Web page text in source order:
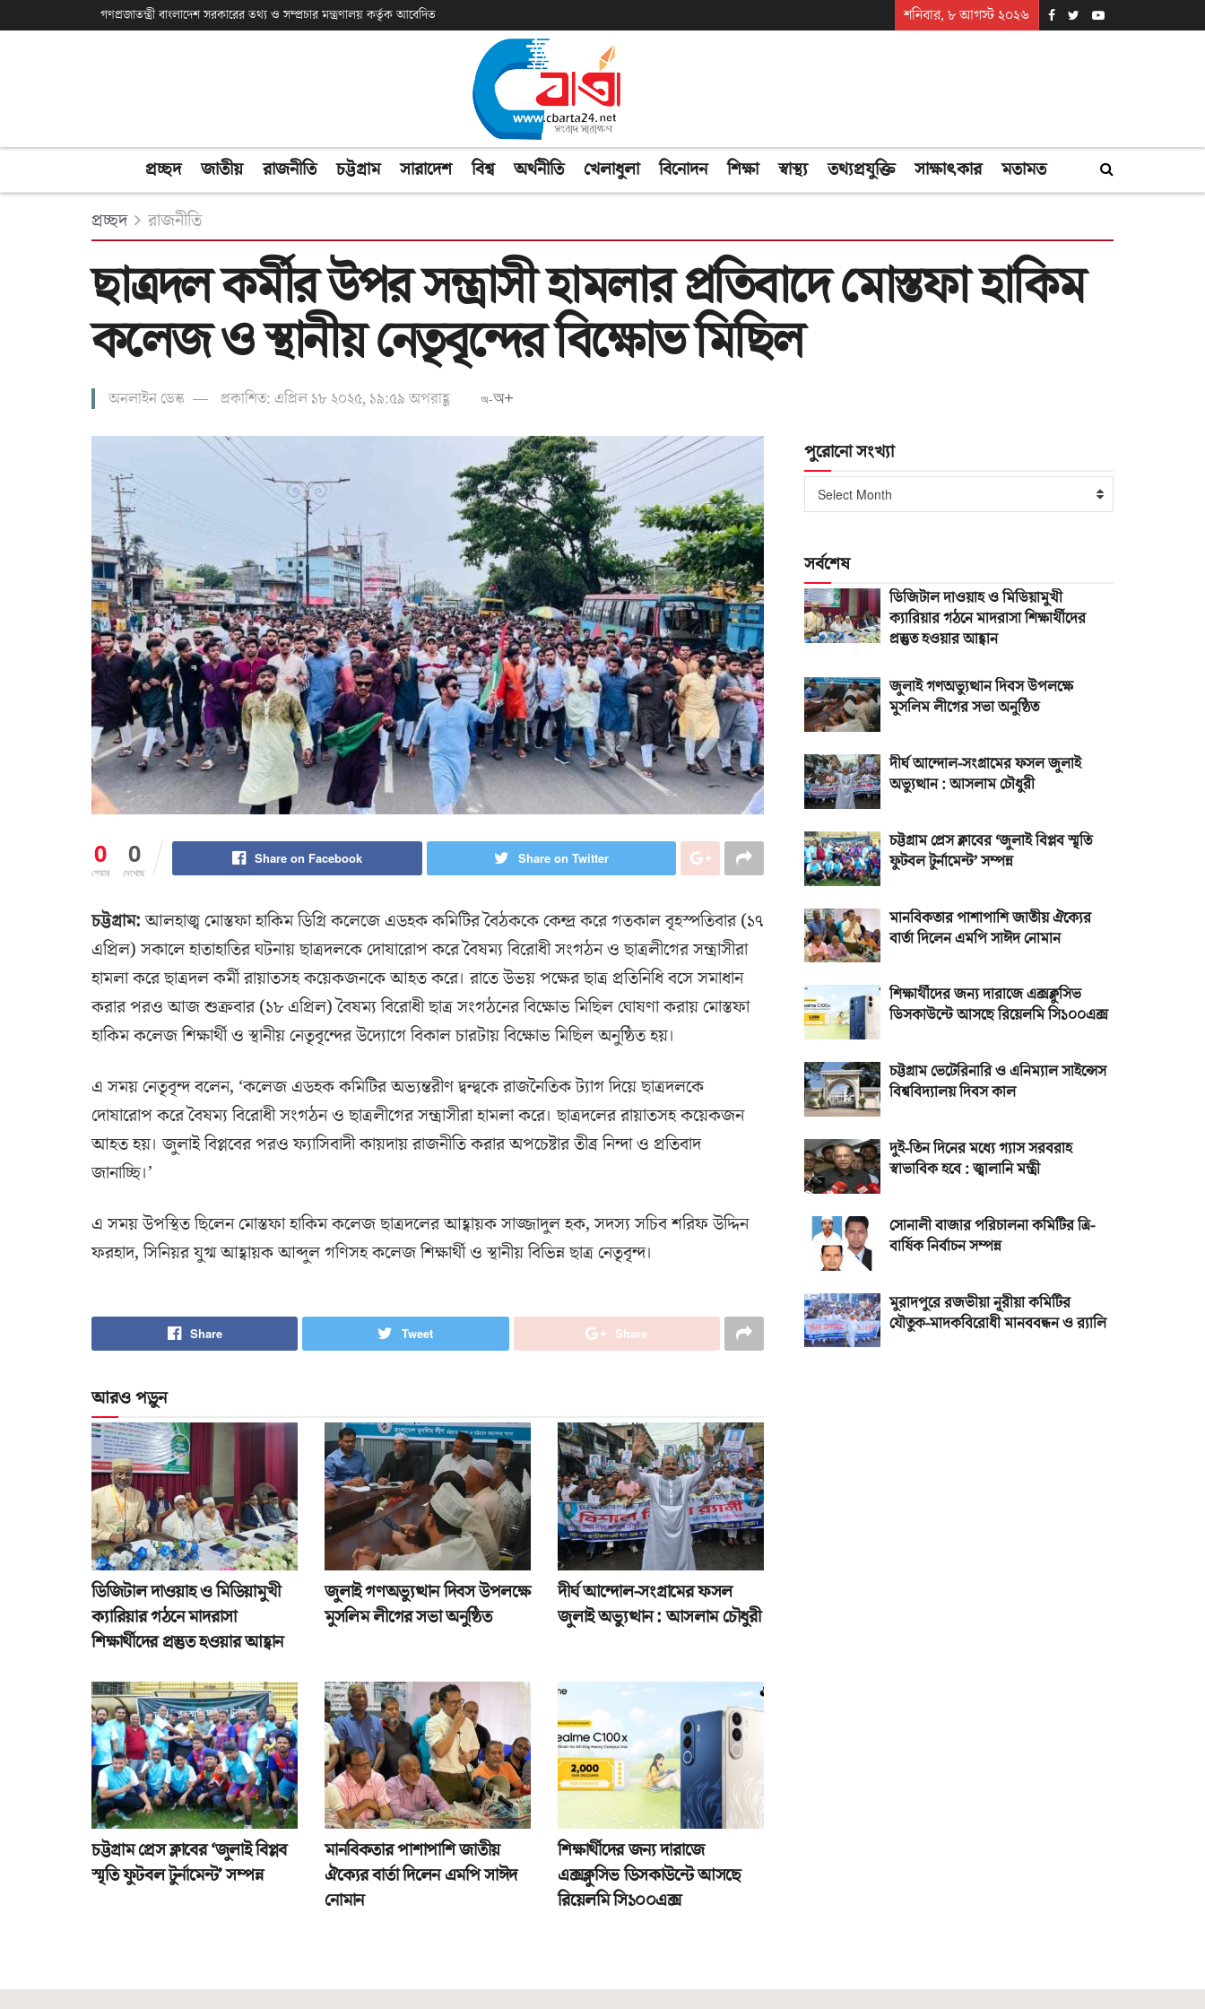
গণপ্রজাতন্ত্রী বাংলাদেশ সরকারের তথ্য ও সম্প্রচার মন্ত্রণালয় কর্তৃক আবেদিত শনিবার, ৮ আগস্ট ২০২৬
প্রচ্ছদ জাতীয় রাজনীতি চট্টগ্রাম সারাদেশ বিশ্ব অর্থনীতি খেলাধুলা বিনোদন শিক্ষা স্বাস্থ্য তথ্যপ্রযুক্তি সাক্ষাৎকার মতামত
প্রচ্ছদ রাজনীতি
ছাত্রদল কর্মীর উপর সন্ত্রাসী হামলার প্রতিবাদে মোস্তফা হাকিম
কলেজ ও স্থানীয় নেতৃবৃন্দের বিক্ষোভ মিছিল
অনলাইন ডেস্ক প্রকাশিত: এপ্রিল ১৮ ২০২৫, ১৯:৫৯ অপরাহ্ণ অ-অ+
0
শেয়ার
0
দেখেছে
Share on Facebook Share on Twitter
চট্টগ্রাম:আলহাজ্ব মোস্তফা হাকিম ডিগ্রি কলেজে এডহক কমিটির বৈঠককে কেন্দ্র করে গতকাল বৃহস্পতিবার (১৭
এপ্রিল) সকালে হাতাহাতির ঘটনায় ছাত্রদলকে দোষারোপ করে বৈষম্য বিরোধী সংগঠন ও ছাত্রলীগের সন্ত্রাসীরা
হামলা করে ছাত্রদল কর্মী রায়াতসহ কয়েকজনকে আহত করে। রাতে উভয় পক্ষের ছাত্র প্রতিনিধি বসে সমাধান
করার পরও আজ শুক্রবার (১৮ এপ্রিল) বৈষম্য বিরোধী ছাত্র সংগঠনের বিক্ষোভ মিছিল ঘোষণা করায় মোস্তফা
হাকিম কলেজ শিক্ষার্থী ও স্থানীয় নেতৃবৃন্দের উদ্যোগে বিকাল চারটায় বিক্ষোভ মিছিল অনুষ্ঠিত হয়।
এ সময় নেতৃবৃন্দ বলেন, ‘কলেজ এডহক কমিটির অভ্যন্তরীণ দ্বন্দ্বকে রাজনৈতিক ট্যাগ দিয়ে ছাত্রদলকে
দোষারোপ করে বৈষম্য বিরোধী সংগঠন ও ছাত্রলীগের সন্ত্রাসীরা হামলা করে। ছাত্রদলের রায়াতসহ কয়েকজন
আহত হয়। জুলাই বিপ্লবের পর‌ও ফ্যাসিবাদী কায়দায় রাজনীতি করার অপচেষ্টার তীব্র নিন্দা ও প্রতিবাদ
জানাচ্ছি।’
এ সময় উপস্থিত ছিলেন মোস্তফা হাকিম কলেজ ছাত্রদলের আহ্বায়ক সাজ্জাদুল হক, সদস্য সচিব শরিফ উদ্দিন
ফরহাদ, সিনিয়র যুগ্ম আহ্বায়ক আব্দুল গণিসহ কলেজ শিক্ষার্থী ও স্থানীয় বিভিন্ন ছাত্র নেতৃবৃন্দ।
Share Tweet Share
আরও পড়ুন
ডিজিটাল দাওয়াহ ও মিডিয়ামুখী
ক্যারিয়ার গঠনে মাদরাসা
শিক্ষার্থীদের প্রস্তুত হওয়ার আহ্বান
জুলাই গণঅভ্যুত্থান দিবস উপলক্ষে
মুসলিম লীগের সভা অনুষ্ঠিত
দীর্ঘ আন্দোল-সংগ্রামের ফসল
জুলাই অভ্যুত্থান : আসলাম চৌধুরী
চট্টগ্রাম প্রেস ক্লাবের ‘জুলাই বিপ্লব
স্মৃতি ফুটবল টুর্নামেন্ট’ সম্পন্ন
মানবিকতার পাশাপাশি জাতীয়
ঐক্যের বার্তা দিলেন এমপি সাঈদ
নোমান
শিক্ষার্থীদের জন্য দারাজে
এক্সক্লুসিভ ডিসকাউন্টে আসছে
রিয়েলমি সি১০০এক্স
পুরোনো সংখ্যা
পুরোনো
সংখ্যা
Select Month
সর্বশেষ
ডিজিটাল দাওয়াহ ও মিডিয়ামুখী
ক্যারিয়ার গঠনে মাদরাসা শিক্ষার্থীদের
প্রস্তুত হওয়ার আহ্বান
জুলাই গণঅভ্যুত্থান দিবস উপলক্ষে
মুসলিম লীগের সভা অনুষ্ঠিত
দীর্ঘ আন্দোল-সংগ্রামের ফসল জুলাই
অভ্যুত্থান : আসলাম চৌধুরী
চট্টগ্রাম প্রেস ক্লাবের ‘জুলাই বিপ্লব স্মৃতি
ফুটবল টুর্নামেন্ট’ সম্পন্ন
মানবিকতার পাশাপাশি জাতীয় ঐক্যের
বার্তা দিলেন এমপি সাঈদ নোমান
শিক্ষার্থীদের জন্য দারাজে এক্সক্লুসিভ
ডিসকাউন্টে আসছে রিয়েলমি সি১০০এক্স
চট্টগ্রাম ভেটেরিনারি ও এনিম্যাল সাইন্সেস
বিশ্ববিদ্যালয় দিবস কাল
দুই-তিন দিনের মধ্যে গ্যাস সরবরাহ
স্বাভাবিক হবে : জ্বালানি মন্ত্রী
সোনালী বাজার পরিচালনা কমিটির ত্রি-
বার্ষিক নির্বাচন সম্পন্ন
মুরাদপুরে রজভীয়া নূরীয়া কমিটির
যৌতুক-মাদকবিরোধী মানববন্ধন ও র‌্যালি